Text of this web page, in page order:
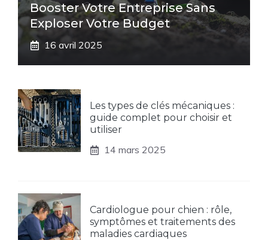
Booster Votre Entreprise Sans
Exploser Votre Budget
16 avril 2025
Les types de clés mécaniques :
guide complet pour choisir et
utiliser
14 mars 2025
Cardiologue pour chien : rôle,
symptômes et traitements des
maladies cardiaques